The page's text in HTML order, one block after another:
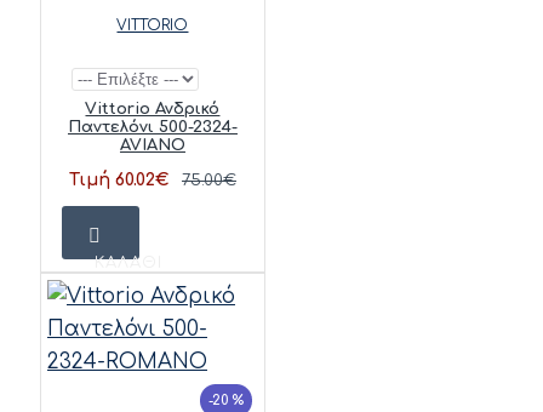
VITTORIO
Vittorio Ανδρικό
Παντελόνι 500-2324-
AVIANO
Τιμή 60.02€ 75.00€
ΚΑΛΆΘΙ
-20 %